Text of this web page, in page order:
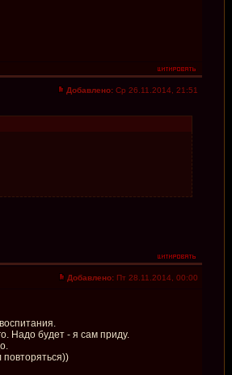
Добавлено: Ср 26.11.2014, 21:51
Добавлено: Пт 28.11.2014, 00:00
Надо будет - я сам приду.